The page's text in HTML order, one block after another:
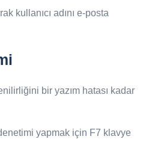
kullanıcı adını e-posta
bir yazım hatası kadar
yapmak için F7 klavye